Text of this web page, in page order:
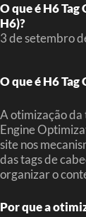
O que é H6
H6)?
3 de setembro
O que é H6
A otimização da
Engine
site nos
das tags de
organizar o
Por que a